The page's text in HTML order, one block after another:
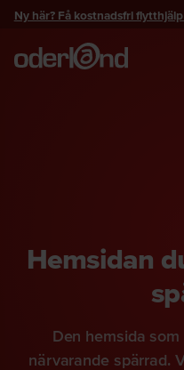
Gå
innehåll
Ny här? Få kostnadsfri
Hemsidan
Den hemsida
närvarande spärrad.